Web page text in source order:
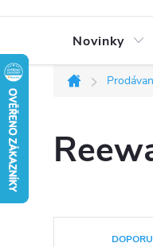
Novinky
Domů